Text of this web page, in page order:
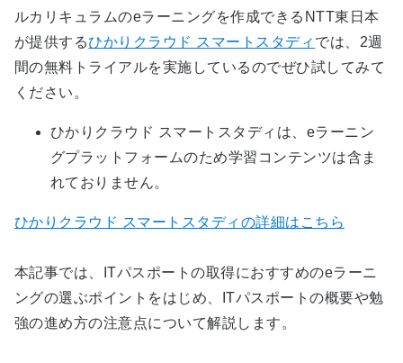
ルカリキュラムのeラーニングを作成できるNTT東日本
が提供するひかりクラウド スマートスタディ では、2週
間の無料トライアルを実施しているのでぜひ試してみて
ください。
ひかりクラウド スマートスタディは、eラーニン
グプラットフォームのため学習コンテンツは含ま
れておりません。
ひかりクラウド スマートスタディの詳細はこちら
本記事では、ITパスポートの取得におすすめのeラーニ
ングの選ぶポイントをはじめ、ITパスポートの概要や勉
強の進め方の注意点について解説します。